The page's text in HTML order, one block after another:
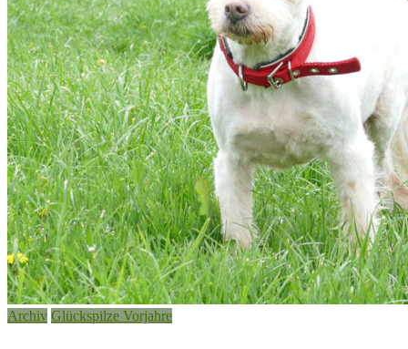
Archiv Glückspilze Vorjahre